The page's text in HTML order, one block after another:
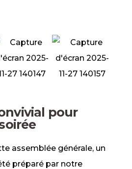
pour
assemblée générale, un
préparé par notre